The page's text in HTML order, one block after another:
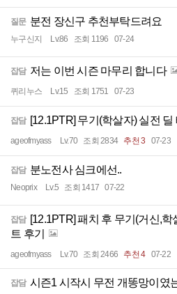
질문 분전 장신구 추천부탁드려요
누구신지 Lv.86 조회 1196 07-24
잡담 저는 이번 시즌 마무리 합니다
퀴리누스 Lv.15 조회 1751 07-23
잡담 [12.1PTR] 무기(학살자) 실전 딜
ageofmyass Lv.70 조회 2834 추천 3 07-23
잡담 분노전사 심크에선..
Neoprix Lv.5 조회 1417 07-22
잡담 [12.1PTR] 패치 후 무기(거신,학
트 후기
ageofmyass Lv.70 조회 2466 추천 4 07-22
잡담 시즌1 시작시 무전 개똥망이였